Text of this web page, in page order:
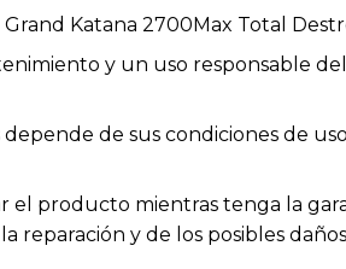
Katana 2700Max Total
y un uso responsable
depende de sus condiciones de
el producto mientras tenga la
reparación y de los posibles